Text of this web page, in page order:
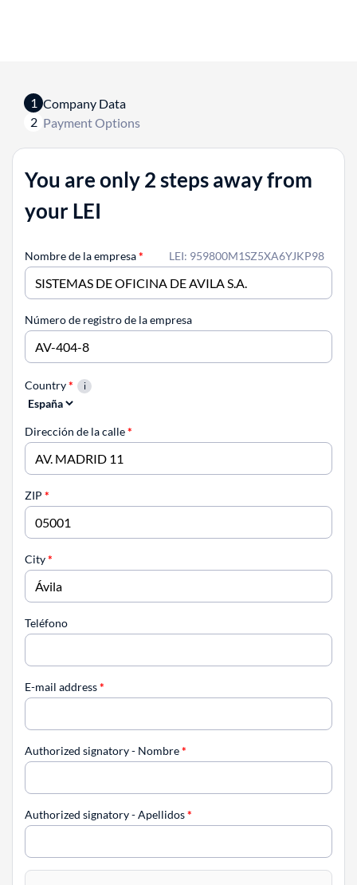
1 Company Data
2 Payment Options
You are only 2 steps away from
your LEI
LEI: 959800M1SZ5XA6YJKP98
Nombre de la empresa*
Número de registro de la empresa
Country*
Dirección de la calle*
ZIP *
City*
Teléfono
E-mail address*
Authorized signatory - Nombre*
Authorized signatory - Apellidos*